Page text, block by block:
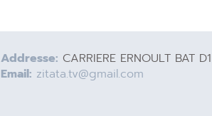
Addresse: CARRIERE ERNOULT BAT
Email: zitata.tv@gmail.com